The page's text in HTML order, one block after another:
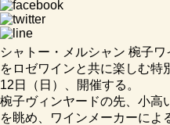
シャトー・メルシャン 椀子
をロゼワインと共に楽しむ特
12日（日）、開催する。
椀子ヴィンヤードの先、小高
を眺め、ワインメーカーによ